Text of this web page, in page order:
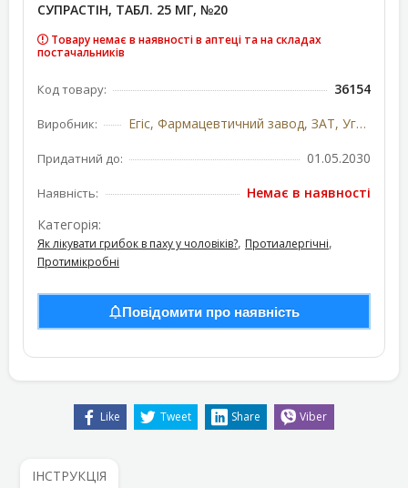
СУПРАСТІН, ТАБЛ. 25 МГ, №20
Товару немає в наявності в аптеці та на складах
постачальників
Код товару: 36154
Виробник: Егіс, Фармацевтичний завод, ЗАТ, Угорщина
Придатний до: 01.05.2030
Наявність:
Немає в наявності
Категорія:
Як лікувати грибок в паху у чоловіків?, Протиалергічні,
Протимікробні
Повідомити про наявність
Like Tweet Share Viber
ІНСТРУКЦІЯ